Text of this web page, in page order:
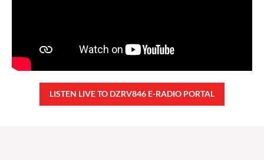
LISTEN LIVE TO DZRV846 E-RADIO PORTAL